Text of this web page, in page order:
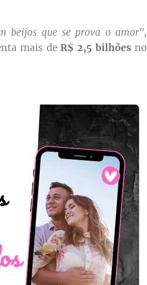
beijos que se prova o amor",
mais deR$ 2,5 bilhões no